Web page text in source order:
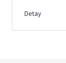
Detay